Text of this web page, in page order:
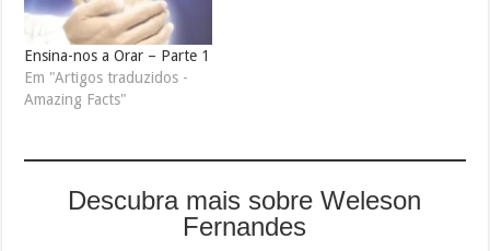
Ensina-nos a Orar – Parte 1
Em "Artigos traduzidos -
Amazing Facts"
Descubra mais sobre Weleson
Fernandes